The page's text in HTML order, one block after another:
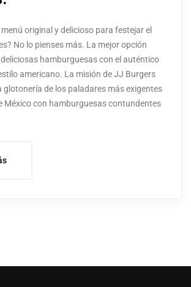
original y delicioso para festejar el
No lo pienses más. La mejor opción
hamburguesas con el auténtico
americano. La misión de JJ Burgers
glotonería de los paladares más exigentes
México con hamburguesas contundentes